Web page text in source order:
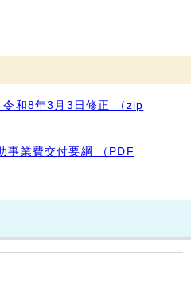
和8年3月3日修正 （zip
事業費交付要綱 （PDF